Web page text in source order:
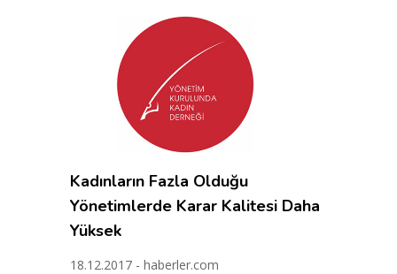
Kadınların Fazla Olduğu
Yönetimlerde Karar Kalitesi Daha
Yüksek
18.12.2017 - haberler.com